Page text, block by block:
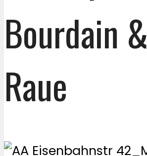
Bourdain &
Raue